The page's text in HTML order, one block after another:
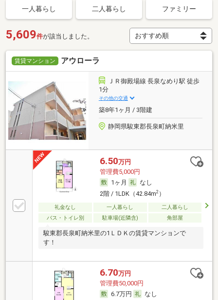
一人暮らし 二人暮らし ファミリー
5,609件が該当しました。
賃貸マンション アウローラ
ＪＲ御殿場線 長泉なめり駅 徒歩
1分
その他の交通
築8年1ヶ月 / 3階建
静岡県駿東郡長泉町納米里
6.50万円
管理費5,000円
1ヶ月
なし
2階 / 1LDK（42.84m2）
礼金なし 一人暮らし
二人暮らし
バス・トイレ別
駐車場(近隣含) 角部屋
駿東郡長泉町納米里の1ＬＤＫの賃貸マンションで
す！
6.70万円
管理費50,000円
6.7万円
なし